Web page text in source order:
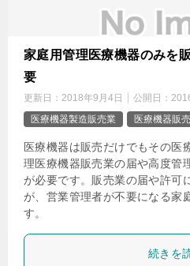
家庭用管理医療機器のみを
要
更新日： 2018年9月4日 公開日：
医療機器製造販売業
医療機器販
医療機器は販売だけでもその医
理医療機器販売業の届や高度管
が必要です。販売業の届や許可
が、営業管理者が不要になる家
す。
続きを